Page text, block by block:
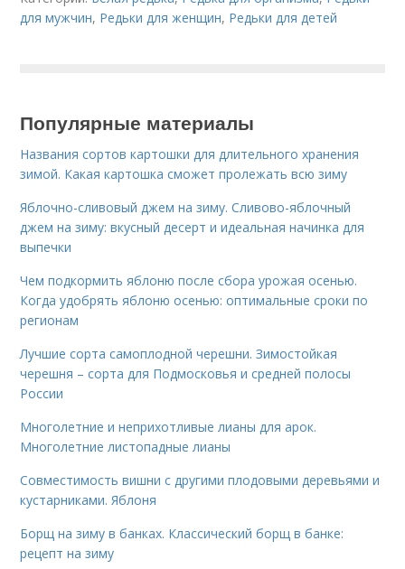
для мужчин, Редьки для женщин, Редьки для детей
Популярные материалы
Названия сортов картошки для длительного хранения
зимой. Какая картошка сможет пролежать всю зиму
Яблочно-сливовый джем на зиму. Сливово-яблочный
джем на зиму: вкусный десерт и идеальная начинка для
выпечки
Чем подкормить яблоню после сбора урожая осенью.
Когда удобрять яблоню осенью: оптимальные сроки по
регионам
Лучшие сорта самоплодной черешни. Зимостойкая
черешня – сорта для Подмосковья и средней полосы
России
Многолетние и неприхотливые лианы для арок.
Многолетние листопадные лианы
Совместимость вишни с другими плодовыми деревьями и
кустарниками. Яблоня
Борщ на зиму в банках. Классический борщ в банке:
рецепт на зиму